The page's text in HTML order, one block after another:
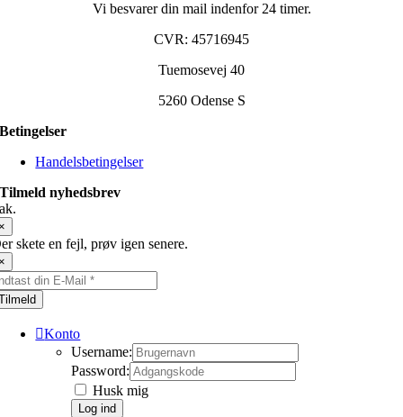
Vi besvarer din mail indenfor 24 timer.
CVR: 45716945
Tuemosevej 40
5260 Odense S
Betingelser
Handelsbetingelser
Tilmeld nyhedsbrev
skete en fejl, prøv igen senere.
Konto
Username:
Password:
Husk mig